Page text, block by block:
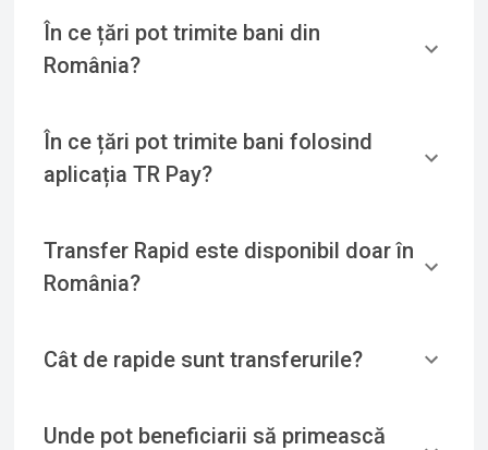
În ce țări pot trimite bani din
România?
În ce țări pot trimite bani folosind
aplicația TR Pay?
Transfer Rapid este disponibil doar în
România?
Cât de rapide sunt transferurile?
Unde pot beneficiarii să primească